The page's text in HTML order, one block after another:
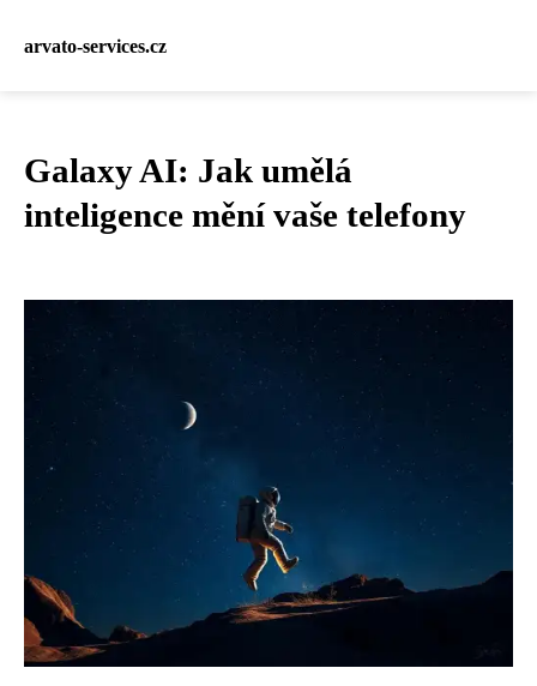
arvato-services.cz
Galaxy AI: Jak umělá
inteligence mění vaše telefony